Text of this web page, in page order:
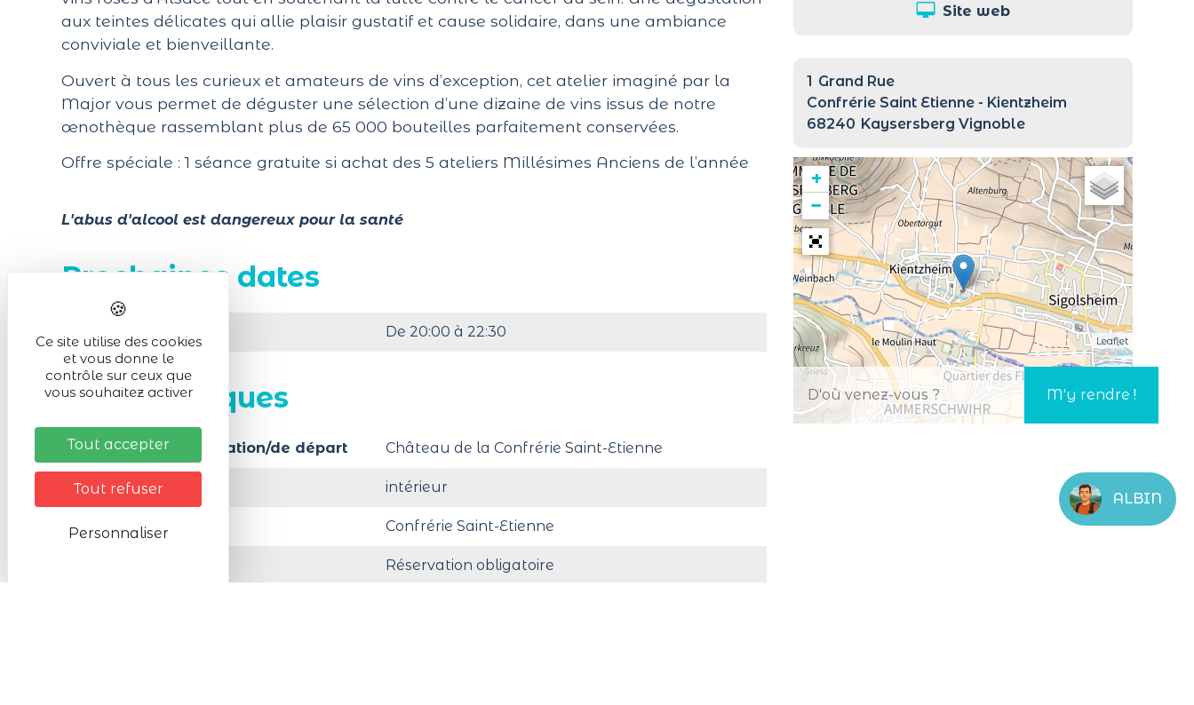
Site web
1 Grand Rue
Confrérie Saint Etienne - Kientzheim
68240 Kaysersberg Vignoble
+
−
Leaflet
aux teintes délicates qui allie plaisir gustatif et cause solidaire, dans une ambiance
conviviale et bienveillante.
Ouvert à tous les curieux et amateurs de vins d’exception, cet atelier imaginé par la
Major vous permet de déguster une sélection d’une dizaine de vins issus de notre
œnothèque rassemblant plus de 65 000 bouteilles parfaitement conservées.
Offre spéciale : 1 séance gratuite si achat des 5 ateliers Millésimes Anciens de l’année
L'abus d'alcool est dangereux pour la santé
Prochaines dates
De 20:00 à 22:30
Infos pratiques
Lieu de la manifestation/de départ Château de la Confrérie Saint-Etienne
Activité en : intérieur
Organisé par Confrérie Saint-Etienne
Réservation obligatoire
ALBIN
Ce site utilise des cookies
et vous donne le
contrôle sur ceux que
vous souhaitez activer
Tout accepter
Tout refuser
Personnaliser